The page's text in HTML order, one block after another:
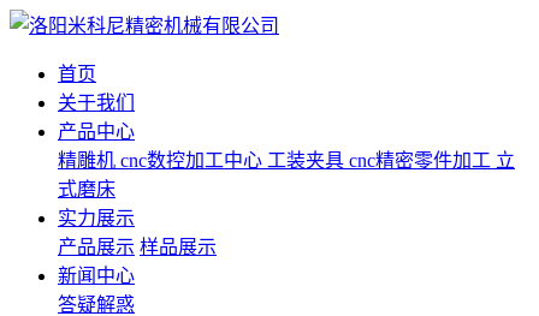
首页
关于我们
产品中心
精雕机 cnc数控加工中心 工装夹具 cnc精密零件加工 立
式磨床
实力展示
产品展示 样品展示
新闻中心
答疑解惑